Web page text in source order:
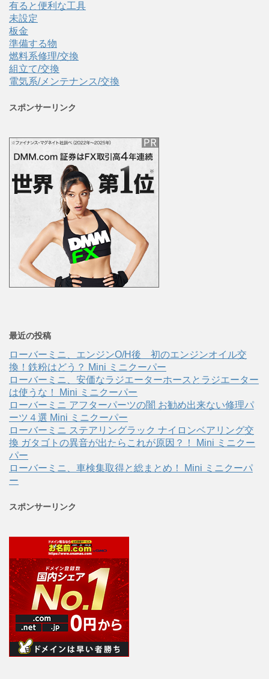
有ると便利な工具
未設定
板金
準備する物
燃料系修理/交換
組立て/交換
電気系/メンテナンス/交換
スポンサーリンク
最近の投稿
ローバーミニ、エンジンO/H後 初のエンジンオイル交
換！鉄粉はどう？ Mini ミニクーパー
ローバーミニ、安価なラジエーターホースとラジエーター
は使うな！ Mini ミニクーパー
ローバーミニ アフターパーツの闇 お勧め出来ない修理パ
ーツ４選 Mini ミニクーパー
ローバーミニ ステアリングラック ナイロンベアリング交
換 ガタゴトの異音が出たらこれが原因？！ Mini ミニクー
パー
ローバーミニ、車検集取得と総まとめ！ Mini ミニクーパ
ー
スポンサーリンク